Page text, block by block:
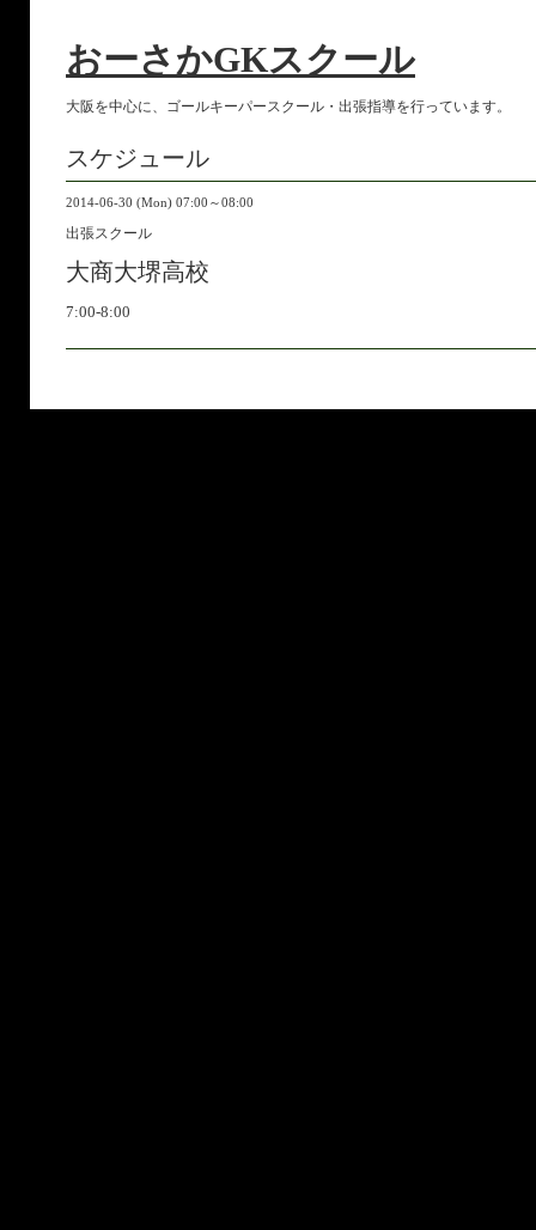
おーさかGKスクール
大阪を中心に、ゴールキーパースクール・出張指導を行っています。
スケジュール
2014-06-30 (Mon) 07:00～08:00
出張スクール
大商大堺高校
7:00-8:00